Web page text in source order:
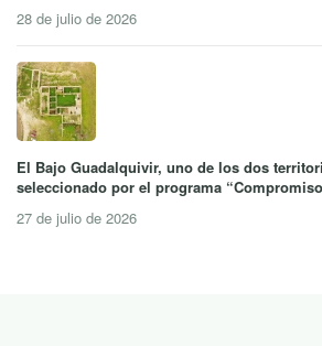
28 de julio de 2026
El Bajo Guadalquivir, uno de los dos
seleccionado por el programa
27 de julio de 2026